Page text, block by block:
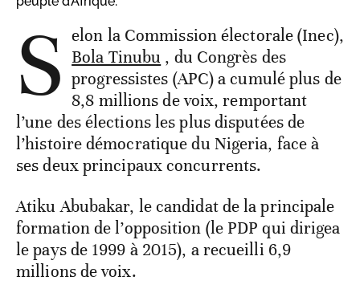
S elon la Commission électorale (Inec),
Bola Tinubu , du Congrès des
progressistes (APC) a cumulé plus de
8,8 millions de voix, remportant
l’une des élections les plus disputées de
l’histoire démocratique du Nigeria, face à
ses deux principaux concurrents.
Atiku Abubakar, le candidat de la principale
formation de l’opposition (le PDP qui dirigea
le pays de 1999 à 2015), a recueilli 6,9
millions de voix.